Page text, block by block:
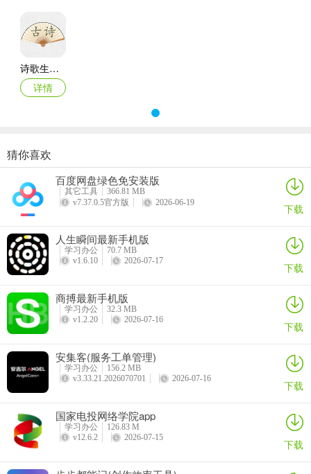
5、提供多种诗词内容，有助于学习诗词的注解释义与鉴赏，提升诗歌
诗歌生成器2026最新版本使用说明
1. 输入关键词：打开软件后，在指定区域输入你想要的诗歌主题、情
等多种风格的原创诗歌。
2. 设置字符数：支持五字符和七字符自由设置，能满足不同创作需
3. 调整韵律位置：应用的韵律位置可选，还能随意隐藏头部和尾部，
让诗歌创作更灵活。
诗歌生成器app
详情
猜你喜欢
百度网盘绿色免安装版
其它工具
366.81 MB
v7.37.0.5官方版
2026-06-19 下载
人生瞬间最新手机版
学习办公
70.7 MB
v1.6.10
2026-07-17 下载
商搏最新手机版
学习办公
32.3 MB
v1.2.20
2026-07-16 下载
安集客(服务工单管理)
学习办公
156.2 MB
v3.33.21.2026070701
2026-07-16 下载
国家电投网络学院app
学习办公
126.83 M
v12.6.2
2026-07-15 下载